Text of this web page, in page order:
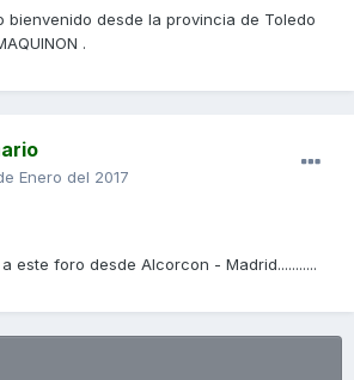
bienvenido desde la provincia de Toledo
.
Enero del 2017
este foro desde Alcorcon - Madrid...........